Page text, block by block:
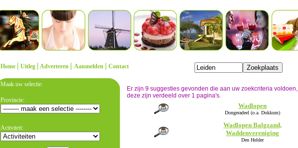
Home | Uitleg | Adverteren | Aanmelden | Contact
Maak uw selectie:
Provincie:
Activiteit:
Er zijn 9 suggesties gevonden die aan uw zoekcriteria voldoen,
deze zijn verdeeld over 1 pagina's.
Wadlopen
Dongeradeel (o.a. Dokkum)
Wadlopen Balgzand,
Waddenvereniging
Den Helder